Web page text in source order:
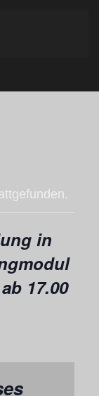
in
17.00